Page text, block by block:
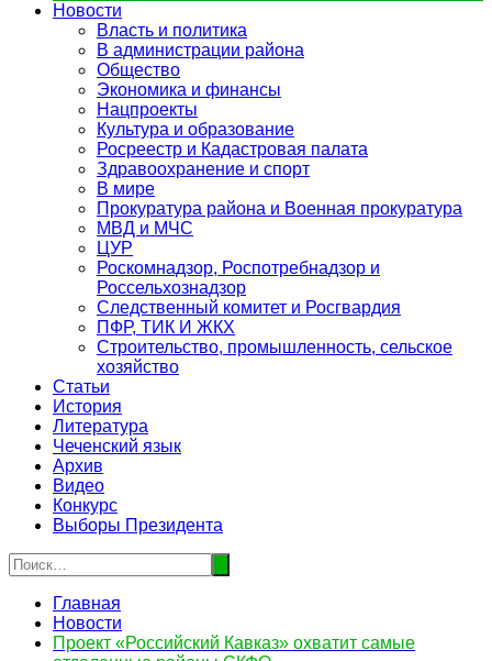
Новости
Власть и политика
В администрации района
Общество
Экономика и финансы
Нацпроекты
Культура и образование
Росреестр и Кадастровая палата
Здравоохранение и спорт
В мире
Прокуратура района и Военная прокуратура
МВД и МЧС
ЦУР
Роскомнадзор, Роспотребнадзор и
Россельхознадзор
Следственный комитет и Росгвардия
ПФР, ТИК И ЖКХ
Строительство, промышленность, сельское
хозяйство
Статьи
История
Литература
Чеченский язык
Архив
Видео
Конкурс
Выборы Президента
Главная
Новости
Проект «Российский Кавказ» охватит самые